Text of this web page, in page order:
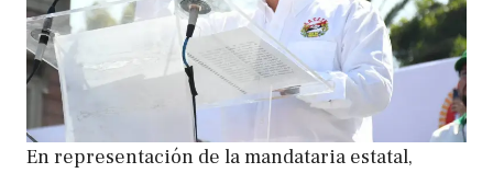
En representación de la mandataria estatal,